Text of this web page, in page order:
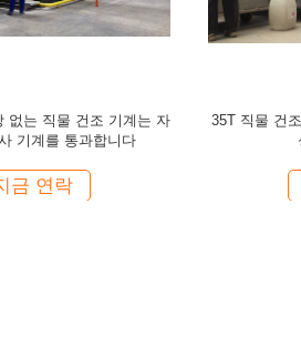
고조된 긴장 구성
금 연락
4대 챔버 구
것 드라이